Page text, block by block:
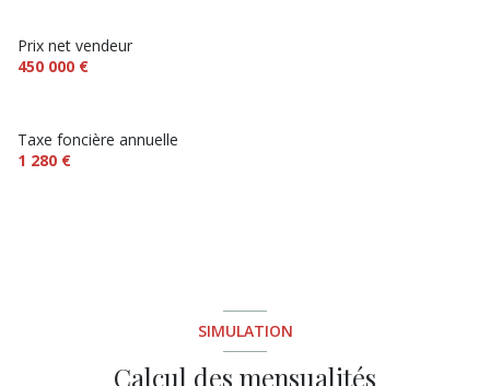
cave
Prix net vendeur
450 000 €
Taxe foncière annuelle
1 280 €
SIMULATION
Calcul des mensualités